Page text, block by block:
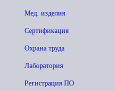
Мед. изделия
Сертификация
Охрана труда
Лаборатория
Регистрация ПО